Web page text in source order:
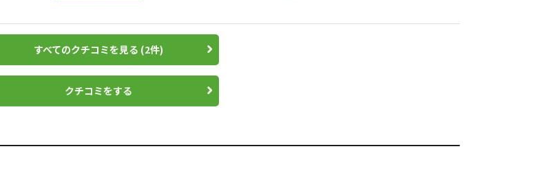
な方は厳しいかもしれません。
が転がりやすい球筋で気にしてませんが
ないともって感じです。
がゾクゾク来るので、またそれもアリかと思います♪
したい自分にうってつけのクラブです。
すべてのクチコミを見る (2件)
クチコミをする